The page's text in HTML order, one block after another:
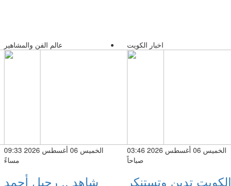
عالم الفن والمشاهير
الخميس 06 أغسطس 2026 09:33
مساءً
شاهد .. رحيل أحمد
اخبار الكويت
الخميس 06 أغسطس 2026 03:46
صباحاً
الكويت تدين وتستنكر